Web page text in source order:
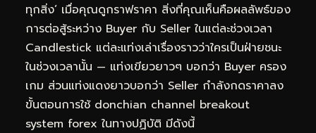
ทุกสิ่ง’ เมื่อคุณดูกราฟราคา สิ่งที่คุณเห็นคือผลลัพธ์ของ
การต่อสู้ระหว่าง Buyer กับ Seller ในแต่ละช่วงเวลา
Candlestick แต่ละแท่งเล่าเรื่องราวว่าใครเป็นฝ่ายชนะ
ในช่วงเวลานั้น — แท่งเขียวยาวๆ บอกว่า Buyer ครอง
เกม ส่วนแท่งแดงยาวบอกว่า Seller กำลังกดราคาลง
ขั้นตอนการใช้ donchian channel breakout
system forex ในทางปฏิบัติ มีดังนี้